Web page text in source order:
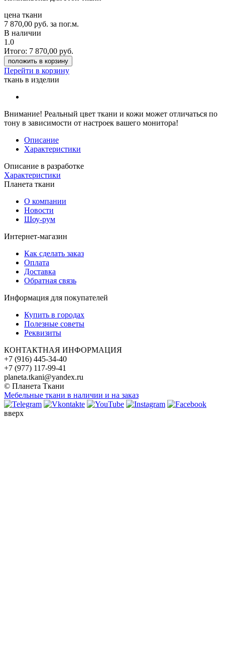
цена ткани
7 870,00 руб. за пог.м.
В наличии
1.0
Итого: 7 870,00 руб.
положить в корзину
Перейти в корзину
ткань в изделии
Внимание! Реальный цвет ткани и кожи может отличаться по
тону в зависимости от настроек вашего монитора!
Описание
Характеристики
Описание в разработке
Характеристики
Планета ткани
О компании
Новости
Шоу-рум
Интернет-магазин
Как сделать заказ
Оплата
Доставка
Обратная связь
Информация для покупателей
Купить в городах
Полезные советы
Реквизиты
КОНТАКТНАЯ ИНФОРМАЦИЯ
+7 (916) 445-34-40
+7 (977) 117-99-41
planeta.tkani@yandex.ru
© Планета Ткани
Мебельные ткани в наличии и на заказ
вверх